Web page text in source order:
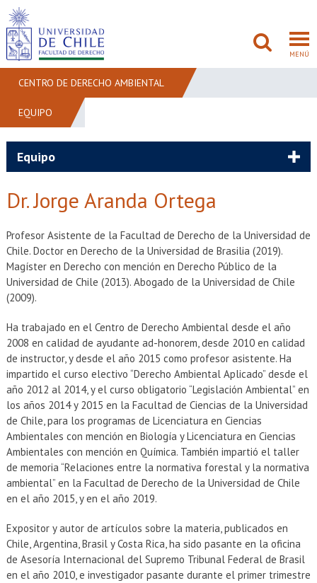
MENÚ
INVESTIGACIÓN
BIBLIOTECAS
Académicos Estudiantes
Egresados Funcionarios
CENTRO DE DERECHO AMBIENTAL
EQUIPO
Equipo
Dr. Jorge Aranda Ortega
Profesor Asistente de la Facultad de Derecho de la Universidad de
Chile. Doctor en Derecho de la Universidad de Brasilia (2019).
Magíster en Derecho con mención en Derecho Público de la
Universidad de Chile (2013). Abogado de la Universidad de Chile
(2009).
Ha trabajado en el Centro de Derecho Ambiental desde el año
2008 en calidad de ayudante ad-honorem, desde 2010 en calidad
de instructor, y desde el año 2015 como profesor asistente. Ha
impartido el curso electivo “Derecho Ambiental Aplicado” desde el
año 2012 al 2014, y el curso obligatorio “Legislación Ambiental” en
los años 2014 y 2015 en la Facultad de Ciencias de la Universidad
de Chile, para los programas de Licenciatura en Ciencias
Ambientales con mención en Biología y Licenciatura en Ciencias
Ambientales con mención en Química. También impartió el taller
de memoria “Relaciones entre la normativa forestal y la normativa
ambiental” en la Facultad de Derecho de la Universidad de Chile
en el año 2015, y en el año 2019.
Expositor y autor de artículos sobre la materia, publicados en
Chile, Argentina, Brasil y Costa Rica, ha sido pasante en la oficina
de Asesoría Internacional del Supremo Tribunal Federal de Brasil
en el año 2010, e investigador pasante durante el primer trimestre